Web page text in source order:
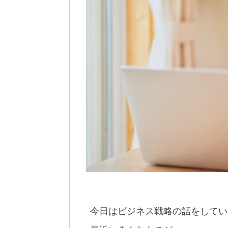
今日はビジネス戦略の話をして